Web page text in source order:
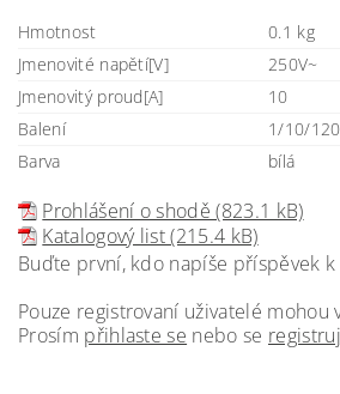
Hmotnost
0.1 kg
Jmenovité napětí[V]
250V~
Jmenovitý proud[A]
10
Balení
1/10/120
Barva
bílá
Prohlášení o shodě (823.1 kB)
Katalogový list (215.4 kB)
Buďte první, kdo napíše příspěvek
Pouze registrovaní uživatelé mohou
Prosím přihlaste se nebo se